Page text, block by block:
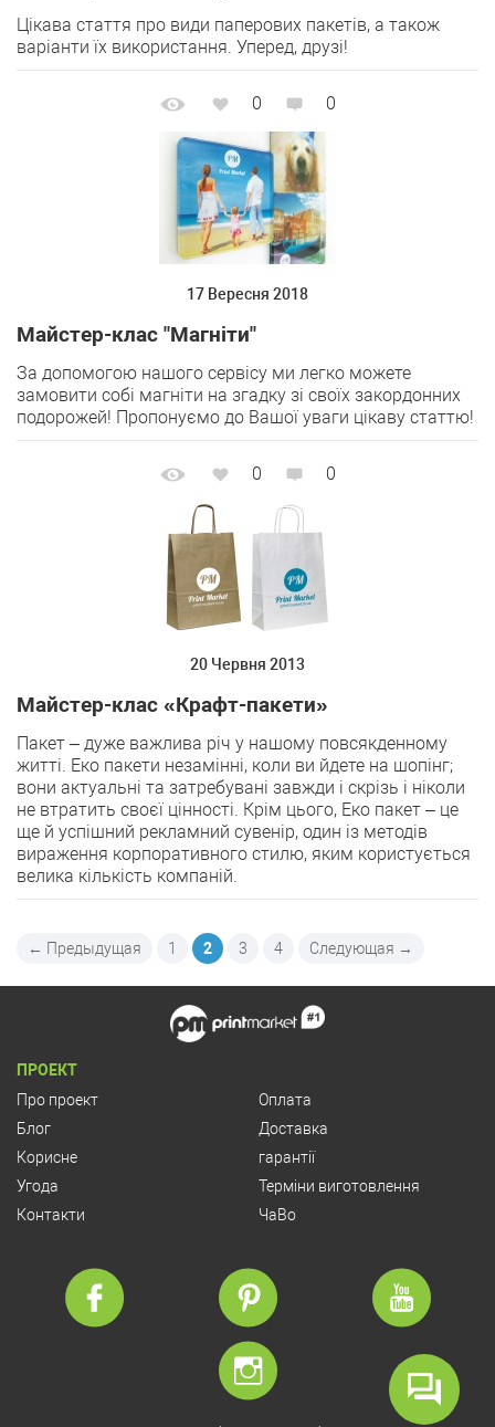
Цікава стаття про види паперових пакетів, а також
варіанти їх використання. Уперед, друзі!
0 0
17 Вересня 2018
Майстер-клас "Магніти"
За допомогою нашого сервісу ми легко можете
замовити собі магніти на згадку зі своїх закордонних
подорожей! Пропонуємо до Вашої уваги цікаву статтю!
0 0
20 Червня 2013
Майстер-клас «Крафт-пакети»
Пакет – дуже важлива річ у нашому повсякденному
житті. Еко пакети незамінні, коли ви йдете на шопінг;
вони актуальні та затребувані завжди і скрізь і ніколи
не втратить своєї цінності. Крім цього, Еко пакет – це
ще й успішний рекламний сувенір, один із методів
вираження корпоративного стилю, яким користується
велика кількість компаній.
← Предыдущая 1 2 3 4 Следующая →
ПРОЕКТ
Про проект
Блог
Корисне
Угода
Контакти
Оплата
Доставка
гарантії
Терміни виготовлення
ЧаВо